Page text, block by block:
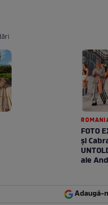
FOTO
şi
ale
Adaugă-